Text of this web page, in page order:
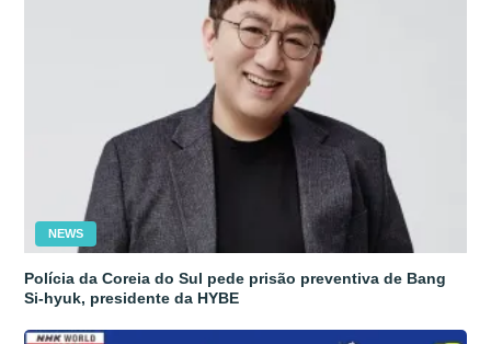
NEWS
Polícia da Coreia do Sul pede prisão preventiva de Bang
Si-hyuk, presidente da HYBE